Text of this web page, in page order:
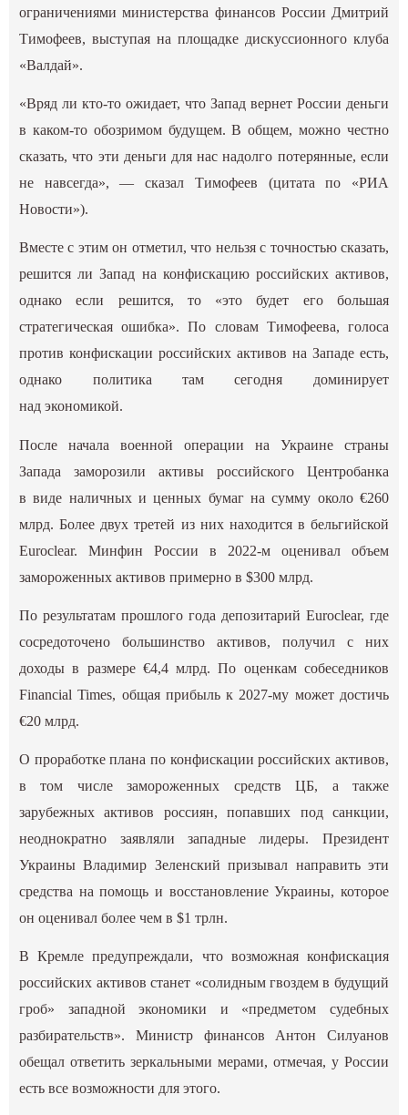
ограничениями министерства финансов России Дмитрий
Тимофеев, выступая на площадке дискуссионного клуба
«Валдай».
«Вряд ли кто-то ожидает, что Запад вернет России деньги
в каком-то обозримом будущем. В общем, можно честно
сказать, что эти деньги для нас надолго потерянные, если
не навсегда», — сказал Тимофеев (цитата по «РИА
Новости»).
Вместе с этим он отметил, что нельзя с точностью сказать,
решится ли Запад на конфискацию российских активов,
однако если решится, то «это будет его большая
стратегическая ошибка». По словам Тимофеева, голоса
против конфискации российских активов на Западе есть,
однако политика там сегодня доминирует
над экономикой.
После начала военной операции на Украине страны
Запада заморозили активы российского Центробанка
в виде наличных и ценных бумаг на сумму около €260
млрд. Более двух третей из них находится в бельгийской
Euroclear. Минфин России в 2022-м оценивал объем
замороженных активов примерно в $300 млрд.
По результатам прошлого года депозитарий Euroclear, где
сосредоточено большинство активов, получил с них
доходы в размере €4,4 млрд. По оценкам собеседников
Financial Times, общая прибыль к 2027-му может достичь
€20 млрд.
О проработке плана по конфискации российских активов,
в том числе замороженных средств ЦБ, а также
зарубежных активов россиян, попавших под санкции,
неоднократно заявляли западные лидеры. Президент
Украины Владимир Зеленский призывал направить эти
средства на помощь и восстановление Украины, которое
он оценивал более чем в $1 трлн.
В Кремле предупреждали, что возможная конфискация
российских активов станет «солидным гвоздем в будущий
гроб» западной экономики и «предметом судебных
разбирательств». Министр финансов Антон Силуанов
обещал ответить зеркальными мерами, отмечая, у России
есть все возможности для этого.